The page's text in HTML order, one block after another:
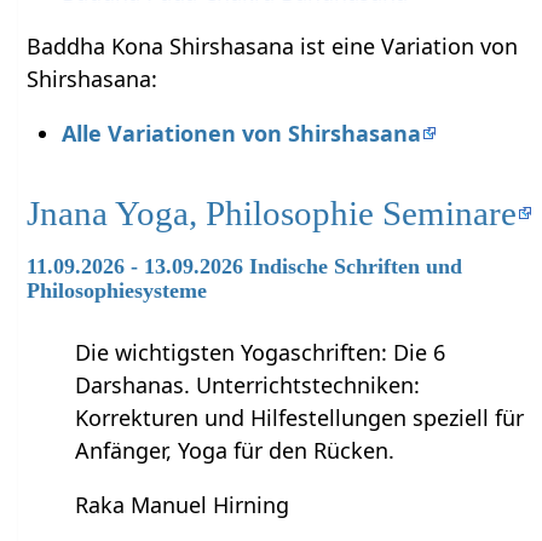
Baddha Kona Shirshasana ist eine Variation von
Shirshasana:
Alle Variationen von Shirshasana
Jnana Yoga, Philosophie Seminare
11.09.2026 - 13.09.2026 Indische Schriften und
Philosophiesysteme
Die wichtigsten Yogaschriften: Die 6
Darshanas. Unterrichtstechniken:
Korrekturen und Hilfestellungen speziell für
Anfänger, Yoga für den Rücken.
Raka Manuel Hirning